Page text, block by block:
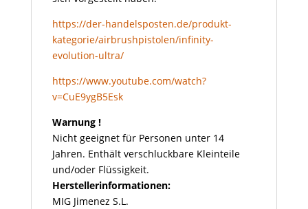
https://der-handelsposten.de/produkt-
kategorie/airbrushpistolen/infinity-
evolution-ultra/
https://www.youtube.com/watch?
v=CuE9ygB5Esk
Warnung !
Nicht geeignet für Personen unter 14
Jahren. Enthält verschluckbare Kleinteile
und/oder Flüssigkeit.
Herstellerinformationen:
MIG Jimenez S.L.